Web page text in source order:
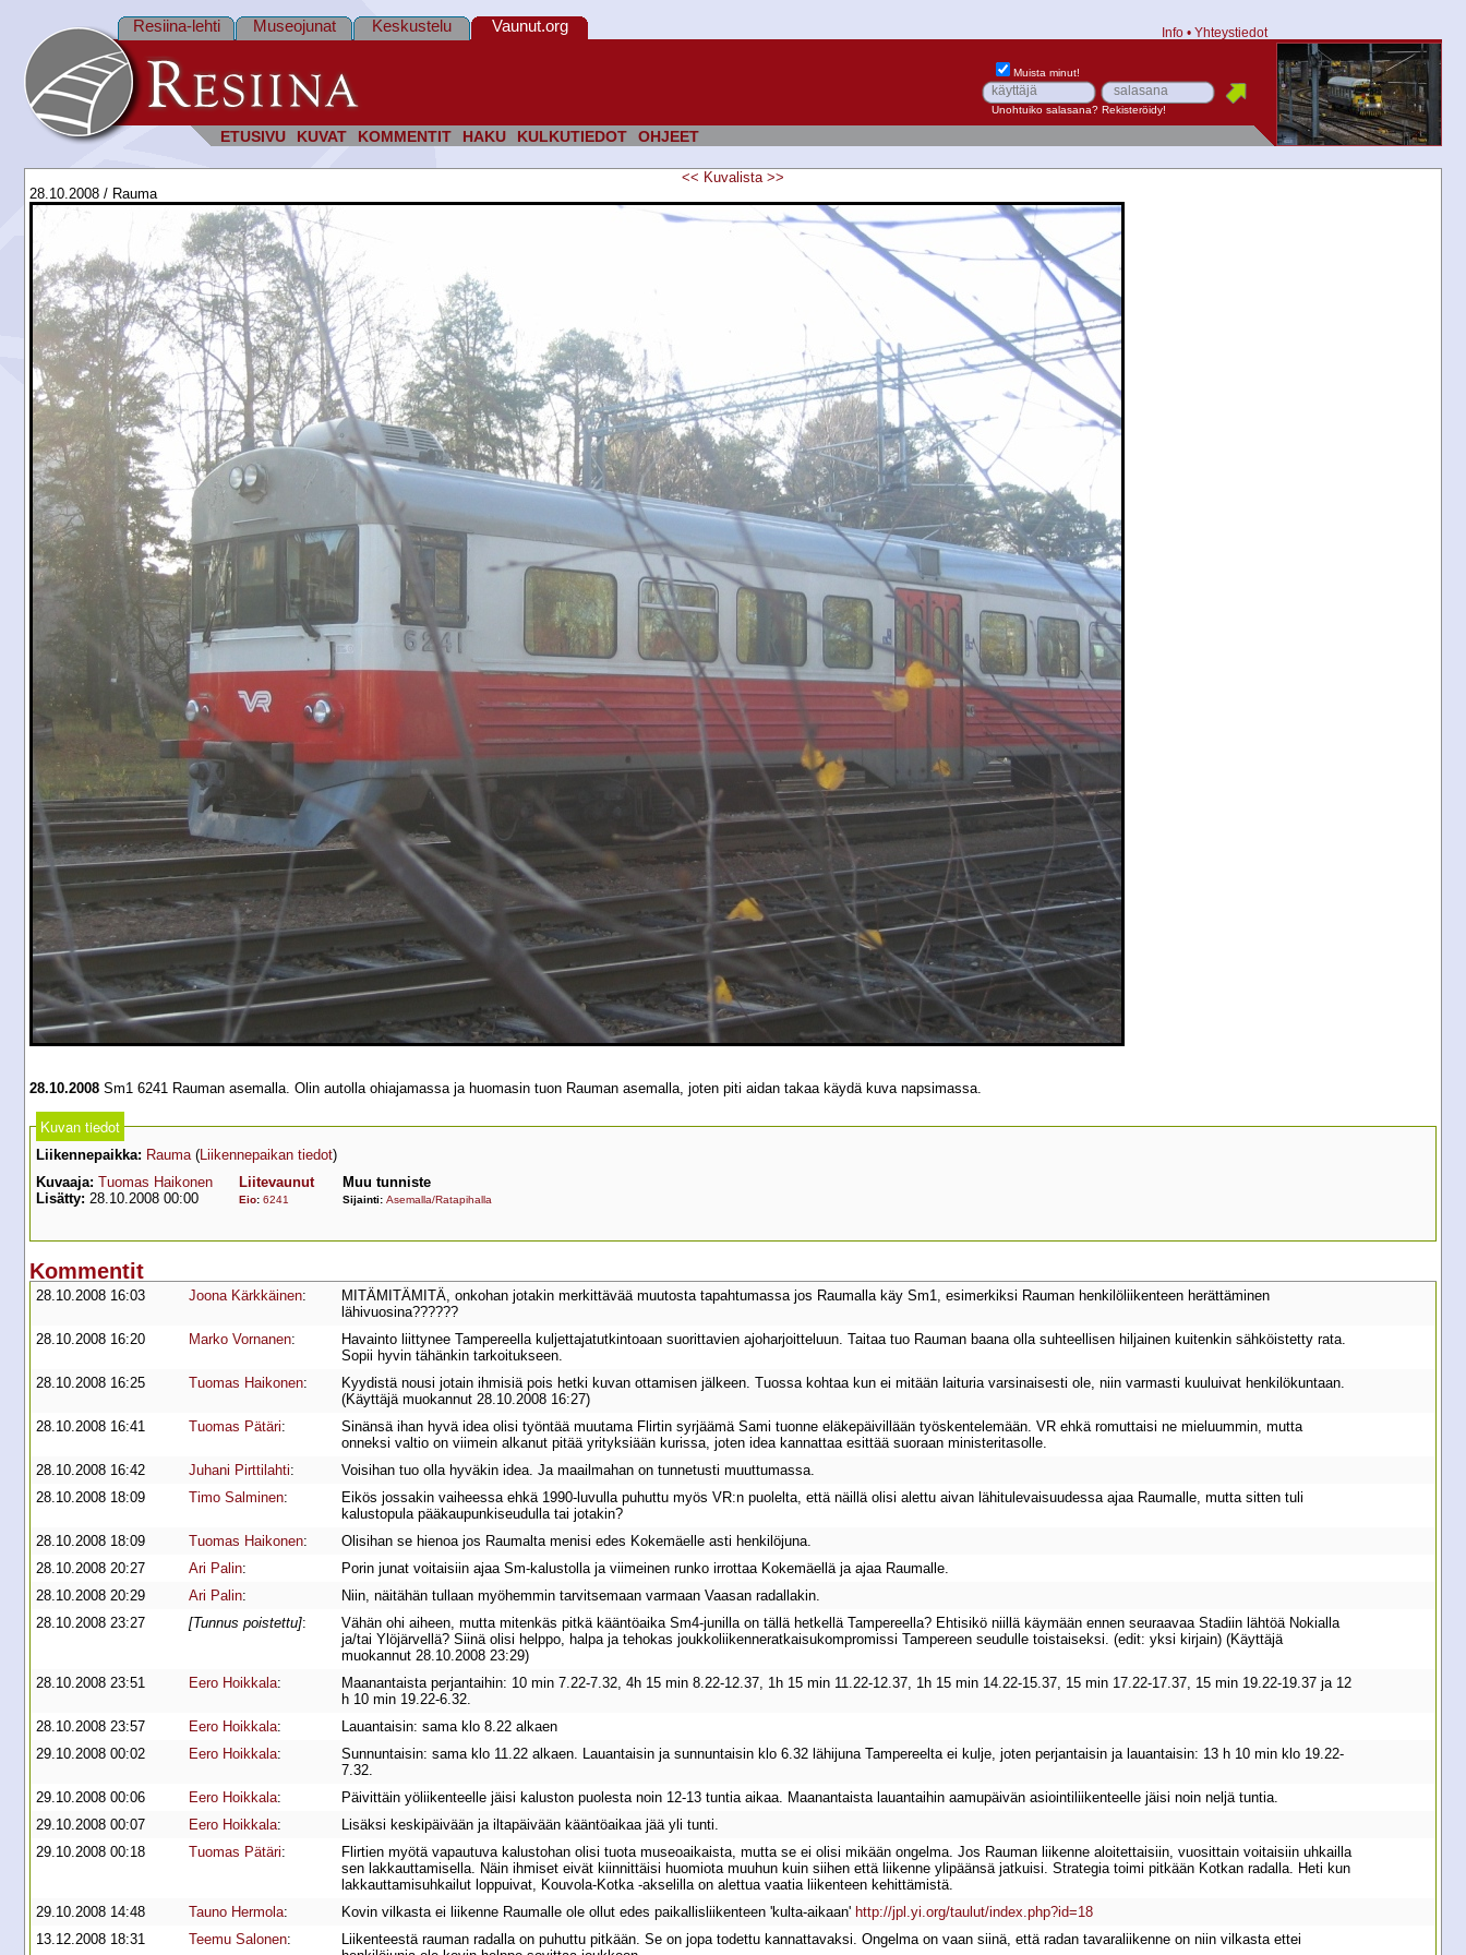
ETUSIVU KUVAT KOMMENTIT HAKU KULKUTIEDOT OHJEET
Resiina-lehti Museojunat Keskustelu Vaunut.org Info • Yhteystiedot
Muista minut!
Unohtuiko salasana? Rekisteröidy!
<< Kuvalista >>
28.10.2008 / Rauma
28.10.2008 Sm1 6241 Rauman asemalla. Olin autolla ohiajamassa ja huomasin tuon Rauman asemalla, joten piti aidan takaa käydä kuva napsimassa.
Kuvan tiedot
Liikennepaikka: Rauma(Liikennepaikan tiedot)
Kuvaaja: Tuomas Haikonen
Lisätty: 28.10.2008 00:00
Liitevaunut
Eio: 6241
Muu tunniste
Sijainti: Asemalla/Ratapihalla
Kommentit
28.10.2008 16:03 Joona Kärkkäinen:
MITÄMITÄMITÄ, onkohan jotakin merkittävää muutosta tapahtumassa jos Raumalla käy Sm1, esimerkiksi Rauman henkilöliikenteen herättäminen
lähivuosina??????
28.10.2008 16:20
Marko Vornanen:
Havainto liittynee Tampereella kuljettajatutkintoaan suorittavien ajoharjoitteluun. Taitaa tuo Rauman baana olla suhteellisen hiljainen kuitenkin sähköistetty rata.
Sopii hyvin tähänkin tarkoitukseen.
28.10.2008 16:25
Tuomas Haikonen:
Kyydistä nousi jotain ihmisiä pois hetki kuvan ottamisen jälkeen. Tuossa kohtaa kun ei mitään laituria varsinaisesti ole, niin varmasti kuuluivat henkilökuntaan.
(Käyttäjä muokannut 28.10.2008 16:27)
28.10.2008 16:41
Tuomas Pätäri:
Sinänsä ihan hyvä idea olisi työntää muutama Flirtin syrjäämä Sami tuonne eläkepäivillään työskentelemään. VR ehkä romuttaisi ne mieluummin, mutta
onneksi valtio on viimein alkanut pitää yrityksiään kurissa, joten idea kannattaa esittää suoraan ministeritasolle.
28.10.2008 16:42
Juhani Pirttilahti:
Voisihan tuo olla hyväkin idea. Ja maailmahan on tunnetusti muuttumassa.
28.10.2008 18:09
Timo Salminen:
Eikös jossakin vaiheessa ehkä 1990-luvulla puhuttu myös VR:n puolelta, että näillä olisi alettu aivan lähitulevaisuudessa ajaa Raumalle, mutta sitten tuli
kalustopula pääkaupunkiseudulla tai jotakin?
28.10.2008 18:09
Tuomas Haikonen:
Olisihan se hienoa jos Raumalta menisi edes Kokemäelle asti henkilöjuna.
28.10.2008 20:27
Ari Palin:
Porin junat voitaisiin ajaa Sm-kalustolla ja viimeinen runko irrottaa Kokemäellä ja ajaa Raumalle.
28.10.2008 20:29
Ari Palin:
Niin, näitähän tullaan myöhemmin tarvitsemaan varmaan Vaasan radallakin.
28.10.2008 23:27
[Tunnus poistettu]:
Vähän ohi aiheen, mutta mitenkäs pitkä kääntöaika Sm4-junilla on tällä hetkellä Tampereella? Ehtisikö niillä käymään ennen seuraavaa Stadiin lähtöä Nokialla
ja/tai Ylöjärvellä? Siinä olisi helppo, halpa ja tehokas joukkoliikenneratkaisukompromissi Tampereen seudulle toistaiseksi. (edit: yksi kirjain) (Käyttäjä
muokannut 28.10.2008 23:29)
28.10.2008 23:51
Eero Hoikkala:
Maanantaista perjantaihin: 10 min 7.22-7.32, 4h 15 min 8.22-12.37, 1h 15 min 11.22-12.37, 1h 15 min 14.22-15.37, 15 min 17.22-17.37, 15 min 19.22-19.37 ja 12
h 10 min 19.22-6.32.
28.10.2008 23:57
Eero Hoikkala:
Lauantaisin: sama klo 8.22 alkaen
29.10.2008 00:02
Eero Hoikkala:
Sunnuntaisin: sama klo 11.22 alkaen. Lauantaisin ja sunnuntaisin klo 6.32 lähijuna Tampereelta ei kulje, joten perjantaisin ja lauantaisin: 13 h 10 min klo 19.22-
7.32.
29.10.2008 00:06
Eero Hoikkala:
Päivittäin yöliikenteelle jäisi kaluston puolesta noin 12-13 tuntia aikaa. Maanantaista lauantaihin aamupäivän asiointiliikenteelle jäisi noin neljä tuntia.
29.10.2008 00:07
Eero Hoikkala:
Lisäksi keskipäivään ja iltapäivään kääntöaikaa jää yli tunti.
29.10.2008 00:18
Tuomas Pätäri:
Flirtien myötä vapautuva kalustohan olisi tuota museoaikaista, mutta se ei olisi mikään ongelma. Jos Rauman liikenne aloitettaisiin, vuosittain voitaisiin uhkailla
sen lakkauttamisella. Näin ihmiset eivät kiinnittäisi huomiota muuhun kuin siihen että liikenne ylipäänsä jatkuisi. Strategia toimi pitkään Kotkan radalla. Heti kun
lakkauttamisuhkailut loppuivat, Kouvola-Kotka -akselilla on alettua vaatia liikenteen kehittämistä.
29.10.2008 14:48
Tauno Hermola: Kovin vilkasta ei liikenne Raumalle ole ollut edes paikallisliikenteen 'kulta-aikaan' http://jpl.yi.org/taulut/index.php?id=18
13.12.2008 18:31
Teemu Salonen:
Liikenteestä rauman radalla on puhuttu pitkään. Se on jopa todettu kannattavaksi. Ongelma on vaan siinä, että radan tavaraliikenne on niin vilkasta ettei